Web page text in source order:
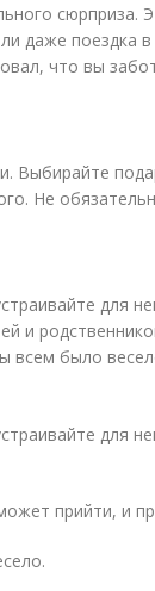
сюрприза.
даже поездка в
что вы
Выбирайте
Не
для
и
всем было
для
прийти, и